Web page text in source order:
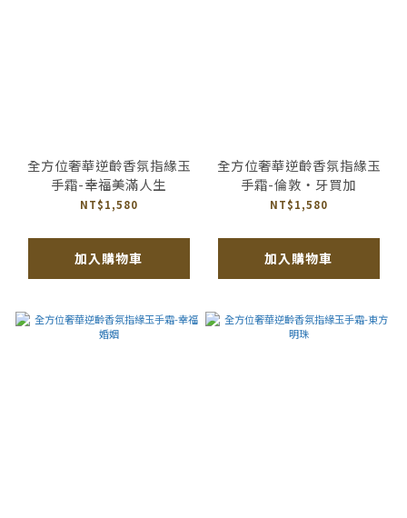
全方位奢華逆齡香氛指緣玉
手霜-幸福美滿人生
NT$1,580
加入購物車
全方位奢華逆齡香氛指緣玉
手霜-倫敦‧牙買加
NT$1,580
加入購物車